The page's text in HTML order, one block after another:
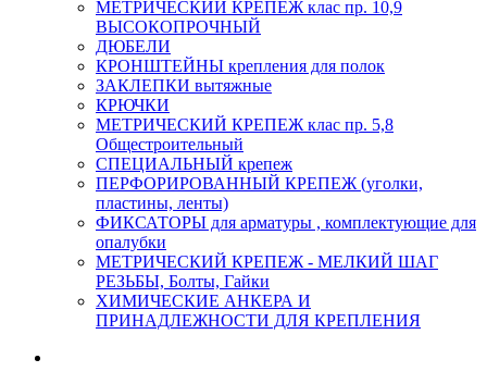
МЕТРИЧЕСКИЙ КРЕПЕЖ клас пр. 10,9
ВЫСОКОПРОЧНЫЙ
ДЮБЕЛИ
КРОНШТЕЙНЫ крепления для полок
ЗАКЛЕПКИ вытяжные
КРЮЧКИ
МЕТРИЧЕСКИЙ КРЕПЕЖ клас пр. 5,8
Общестроительный
СПЕЦИАЛЬНЫЙ крепеж
ПЕРФОРИРОВАННЫЙ КРЕПЕЖ (уголки,
пластины, ленты)
ФИКСАТОРЫ для арматуры , комплектующие для
опалубки
МЕТРИЧЕСКИЙ КРЕПЕЖ - МЕЛКИЙ ШАГ
РЕЗЬБЫ, Болты, Гайки
ХИМИЧЕСКИЕ АНКЕРА И
ПРИНАДЛЕЖНОСТИ ДЛЯ КРЕПЛЕНИЯ